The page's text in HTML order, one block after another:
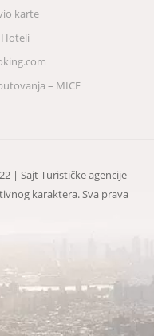
karte
Hoteli
– MICE
| Sajt Turističke agencije
karaktera. Sva prava